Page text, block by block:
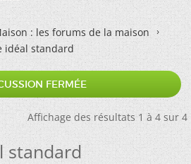
: les forums de la maison
idéal standard
FERMÉE
Affichage des résultats 1 à 4 sur 4
standard